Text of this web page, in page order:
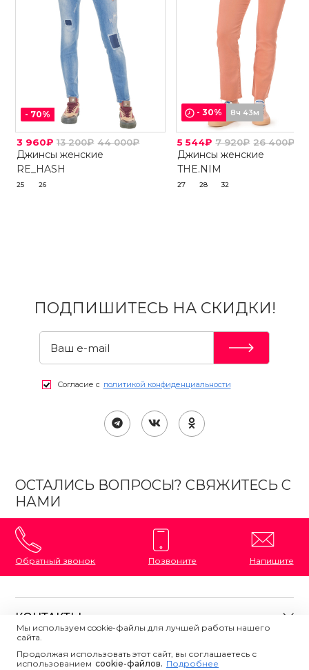
- 70%
3 960₽ 13 200₽ 44 000₽
Джинсы женские
RE_HASH
25 26
-30% 8ч 43м
5 544₽ 7 920₽ 26 400₽
Джинсы женские
THE.NIM
27 28 32
ПОДПИШИТЕСЬ НА СКИДКИ!
Согласие с политикой конфиденциальности
ОСТАЛИСЬ ВОПРОСЫ? СВЯЖИТЕСЬ С
НАМИ
Обратный звонок Позвоните Напишите
КОНТАКТЫ
8 (800) 333-87-72
Напишите нам
ПОЛЕЗНАЯ ИНФОРМАЦИЯ
Мы используем cookie-файлы для лучшей работы нашего
сайта.
Продолжая использовать этот сайт, вы соглашаетесь с
использованием сookie-файлов. Подробнее